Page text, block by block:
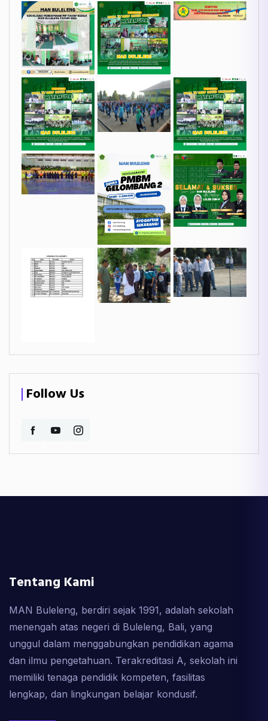
Follow Us
Tentang Kami
MAN Buleleng, berdiri sejak 1991, adalah sekolah
menengah atas negeri di Buleleng, Bali, yang
unggul dalam menggabungkan pendidikan agama
dan ilmu pengetahuan. Terakreditasi A, sekolah ini
memiliki tenaga pendidik kompeten, fasilitas
lengkap, dan lingkungan belajar kondusif.